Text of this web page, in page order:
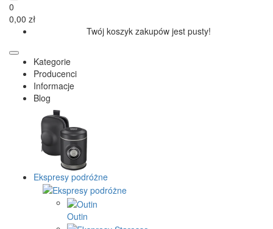
0
0,00 zł
Twój koszyk zakupów jest pusty!
Kategorie
Producenci
Informacje
Blog
Ekspresy podróżne
Outin